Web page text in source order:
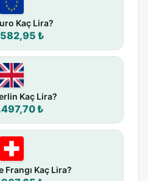
Kaç Lira?
₺
Kaç Lira?
₺
Frangı Kaç Lira?